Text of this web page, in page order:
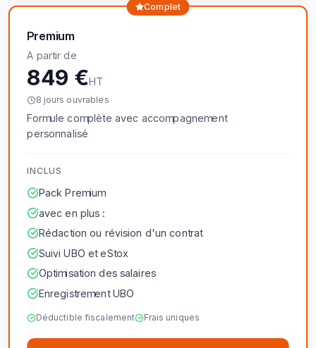
Complet
Premium
A partir de
849 €HT
8 jours ouvrables
Formule complète avec accompagnement
personnalisé
INCLUS
Pack Premium
avec en plus :
Rédaction ou révision d'un contrat
Suivi UBO et eStox
Optimisation des salaires
Enregistrement UBO
Déductible fiscalement Frais uniques